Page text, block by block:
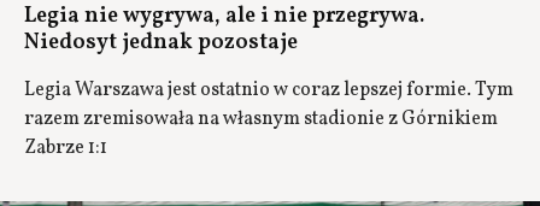
Legia nie wygrywa, ale i nie przegrywa.
Niedosyt jednak pozostaje
Legia Warszawa jest ostatnio w coraz lepszej formie. Tym
razem zremisowała na własnym stadionie z Górnikiem
Zabrze 1:1